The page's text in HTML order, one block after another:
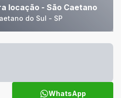
locação - São Caetano
do Sul - SP
WhatsApp